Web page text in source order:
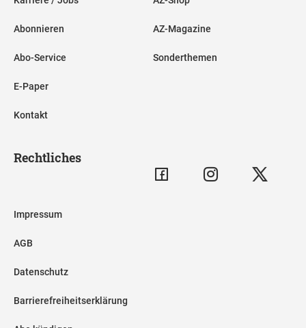
Abonnieren
Abo-Service
E-Paper
Kontakt
AZ-Magazine
Sonderthemen
Rechtliches
Impressum
AGB
Datenschutz
Barrierefreiheitserklärung